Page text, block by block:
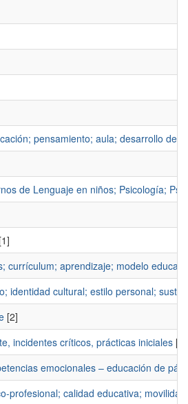
pensamiento; aula; desarrollo de
de Lenguaje en niños; Psicología;
[1]
currículum; aprendizaje; modelo
identidad cultural; estilo personal;
[2]
incidentes críticos, prácticas iniciales [1]
emocionales – educación de
profesional; calidad educativa;